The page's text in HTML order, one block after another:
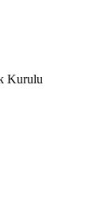
Kurulu